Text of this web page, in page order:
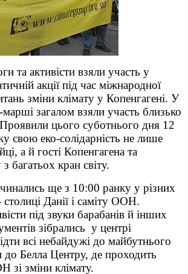
та активісти взяли участь у
акції під час міжнародної
зміни клімату у Копенгагені. У
марші загалом взяли участь близько
цього суботнього дня 12
свою еко-солідарність не лише
а й гості Копенгагена та
багатьох кран світу.
ще з 10:00 ранку у різних
столиці Данії і саміту ООН.
під звуки барабанів й інших
зібрались у центрі
всі небайдужі до майбутнього
Белла Центру, де проходить
зі зміни клімату.